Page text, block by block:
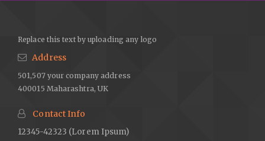
Replace this text by uploading any logo
Address
501,507 your company address
400015 Maharashtra, UK
Contact Info
12345-42323 (Lorem Ipsum)